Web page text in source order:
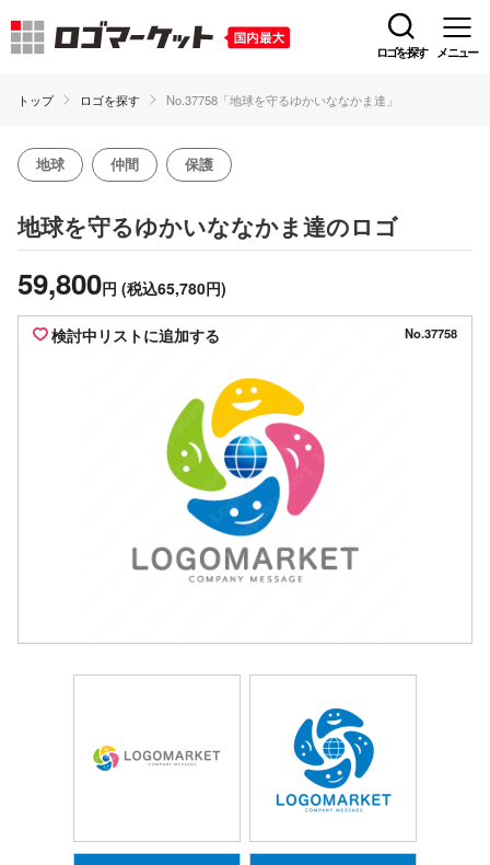
ロゴを探す メニュー
トップ ロゴを探す No.37758「地球を守るゆかいななかま達」
地球 仲間 保護
地球を守るゆかいななかま達のロゴ
59,800円 (税込65,780円)
検討中リストに追加する No.37758